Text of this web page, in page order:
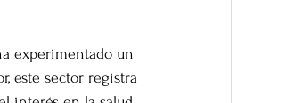
experimentado un
este sector registra